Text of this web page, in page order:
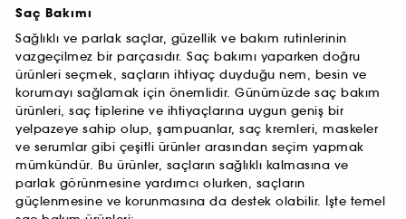
Saç Bakımı
Sağlıklı ve parlak saçlar, güzellik ve bakım rutinlerinin
vazgeçilmez bir parçasıdır. Saç bakımı yaparken doğru
ürünleri seçmek, saçların ihtiyaç duyduğu nem, besin ve
korumayı sağlamak için önemlidir. Günümüzde saç bakım
ürünleri, saç tiplerine ve ihtiyaçlarına uygun geniş bir
yelpazeye sahip olup, şampuanlar, saç kremleri, maskeler
ve serumlar gibi çeşitli ürünler arasından seçim yapmak
mümkündür. Bu ürünler, saçların sağlıklı kalmasına ve
parlak görünmesine yardımcı olurken, saçların
güçlenmesine ve korunmasına da destek olabilir. İşte temel